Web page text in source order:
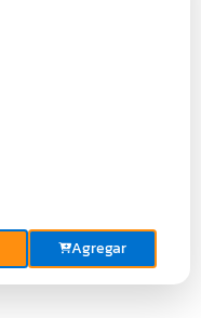
Agregar